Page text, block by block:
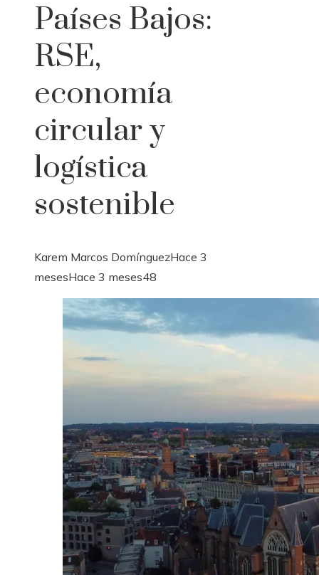
Países Bajos:
RSE,
economía
circular y
logística
sostenible
Karem Marcos DomínguezHace 3
mesesHace 3 meses48